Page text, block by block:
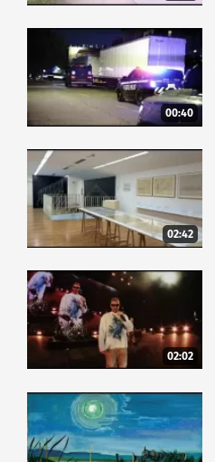
00:40
02:42
02:02